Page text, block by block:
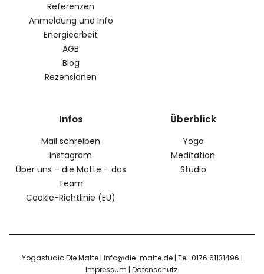
Referenzen
Anmeldung und Info
Energiearbeit
AGB
Blog
Rezensionen
Infos
Mail schreiben
Instagram
Über uns – die Matte – das
Team
Cookie-Richtlinie (EU)
Überblick
Yoga
Meditation
Studio
Yogastudio Die Matte | info@die-matte.de | Tel: 0176 61131496 |
Impressum | Datenschutz